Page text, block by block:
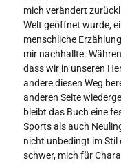
mich verändert
Welt geöffnet wurde,
menschliche
mir nachhallte.
dass wir in unseren
andere diesen Weg
anderen Seite
bleibt das Buch eine
Sports als auch
nicht unbedingt im
schwer, mich für